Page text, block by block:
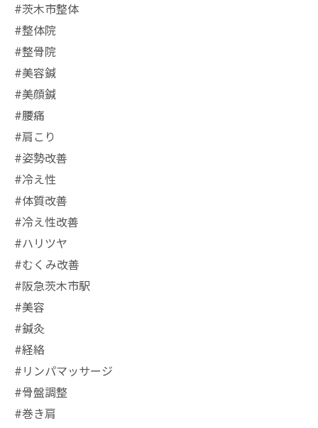
#茨木市整体
#整体院
#整骨院
#美容鍼
#美顔鍼
#腰痛
#肩こり
#姿勢改善
#冷え性
#体質改善
#冷え性改善
#ハリツヤ
#むくみ改善
#阪急茨木市駅
⁡#美容
#鍼灸
#経絡
#リンパマッサージ
#骨盤調整
#巻き肩